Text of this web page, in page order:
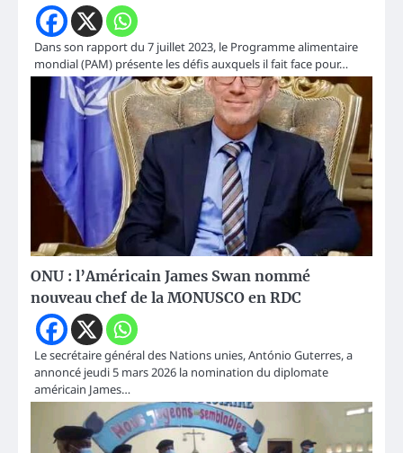
Dans son rapport du 7 juillet 2023, le Programme alimentaire
mondial (PAM) présente les défis auxquels il fait face pour…
ONU : l’Américain James Swan nommé
nouveau chef de la MONUSCO en RDC
Le secrétaire général des Nations unies, António Guterres, a
annoncé jeudi 5 mars 2026 la nomination du diplomate
américain James…